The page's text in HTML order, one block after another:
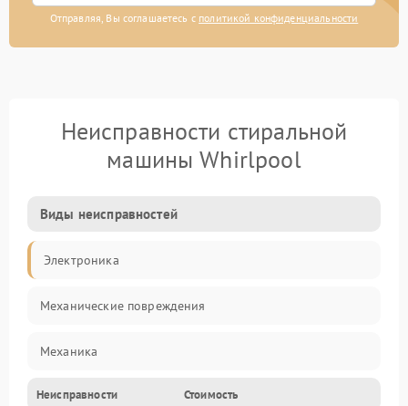
Отправляя, Вы соглашаетесь с политикой конфиденциальности
Неисправности стиральной
машины Whirlpool
Виды неисправностей
Электроника
Механические повреждения
Механика
Электропитание
Неисправности Стоимость